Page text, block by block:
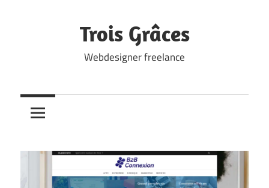
Trois Grâces
Webdesigner freelance